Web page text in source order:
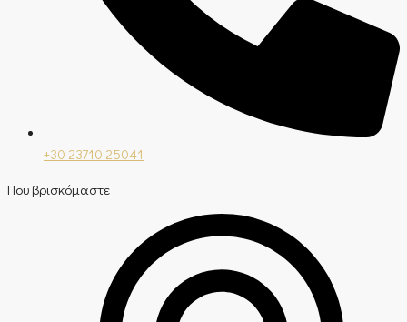
+30 23710 25041
Που βρισκόμαστε